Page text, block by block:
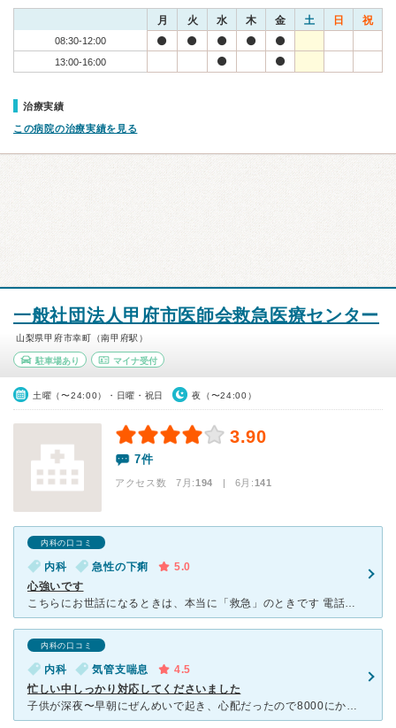
月 火 水 木 金 土 日 祝
08:30-12:00
13:00-16:00
治療実績
この病院の治療実績を見る
一般社団法人甲府市医師会救急医療センター
山梨県甲府市幸町（南甲府駅）
駐車場あり マイナ受付
土曜（〜24:00）・日曜・祝日 夜（〜24:00）
3.90
7件
アクセス数 7月:194 | 6月:141
内科の口コミ
内科 急性の下痢
5.0
心強いです
こちらにお世話になるときは、本当に「救急」のときです 電話も２コールで出て下さり、優しい対応で心細いときには本当にありがたいです 先生も看護師さんも受付の方々もお疲れでしょうに心からの笑顔に救われ
内科の口コミ
内科 気管支喘息
4.5
忙しい中しっかり対応してくださいました
子供が深夜〜早朝にぜんめいで起き、心配だったので8000にかけたものの繋がらず。苦しそうだったのでこちらに電話したらすぐに来ていいと言ってくださいました。マスクをつけ保険証などを持参してくださいと言わ